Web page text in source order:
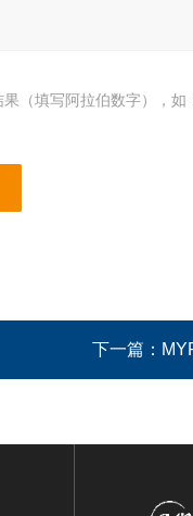
（填写阿拉伯数字），如
下一篇：